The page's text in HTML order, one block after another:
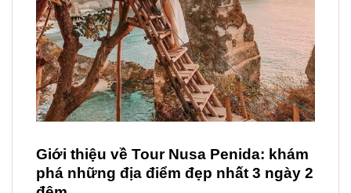
Giới thiệu về Tour Nusa Penida: khám
phá những địa điểm đẹp nhất 3 ngày 2